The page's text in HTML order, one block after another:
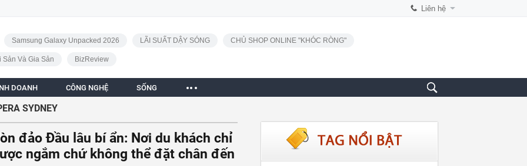
Liên hệ
Samsung Galaxy Unpacked 2026 LÃI SUẤT DẬY SÓNG CHỦ SHOP ONLINE "KHÓC RÒNG"
Sản Và Gia Sản BizReview
DOANH CÔNG NGHỆ SỐNG
SYDNEY
đảo Đầu lâu bí ẩn: Nơi du khách chỉ
ngắm chứ không thể đặt chân đến